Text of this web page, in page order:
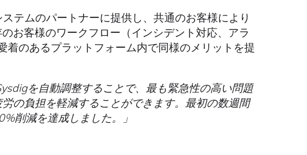
テムのパートナーに提供し、共通のお客様により
お客様のワークフロー（インシデント対応、アラ
のあるプラットフォーム内で同様のメリットを提
を自動調整することで、最も緊急性の高い問題
の負担を軽減することができます。最初の数週間
削減を達成しました。」